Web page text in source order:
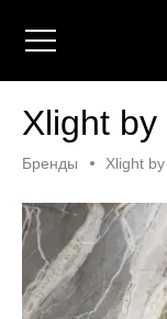
Xlight
Бренды Xlight